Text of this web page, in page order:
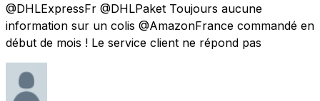
@DHLExpressFr @DHLPaket Toujours aucune
information sur un colis @AmazonFrance commandé en
début de mois ! Le service client ne répond pas